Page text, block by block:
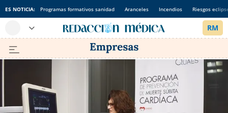
ES NOTICIA: Programas formativos sanidad Aranceles Incendios Riesgos